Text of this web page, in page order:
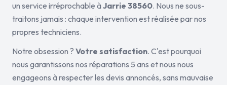
un service irréprochable àJarrie 38560. Nous ne sous-
traitons jamais : chaque intervention est réalisée par nos
propres techniciens.
Notre obsession ? Votre satisfaction. C'est pourquoi
nous garantissons nos réparations 5 ans et nous nous
engageons à respecter les devis annoncés, sans mauvaise